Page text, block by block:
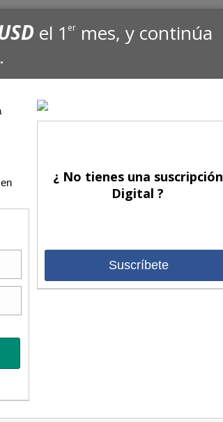
el 1er mes, y continúa
¿ No tienes una suscripción
Digital ?
Suscríbete